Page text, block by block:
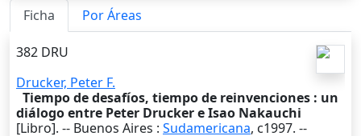
Ficha Por Áreas
382 DRU
Drucker, Peter F.
Tiempo de desafíos, tiempo de reinvenciones : un
diálogo entre Peter Drucker e Isao Nakauchi
[Libro]. -- Buenos Aires : Sudamericana, c1997. --